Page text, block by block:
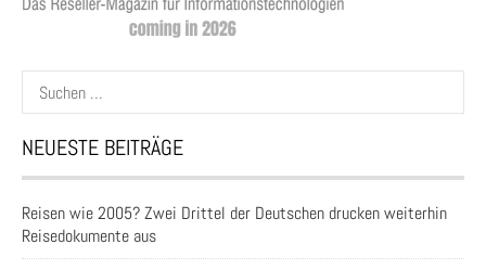
Suchen
nach:
NEUESTE BEITRÄGE
Reisen wie 2005? Zwei Drittel der Deutschen drucken weiterhin
Reisedokumente aus